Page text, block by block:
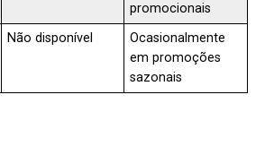
promocionais
Não disponível
Ocasionalmente
em promoções
sazonais